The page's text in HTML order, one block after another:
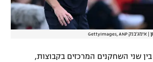
אימג'בנק GettyImages, ANP
שני השחקנים המרכזים בקבוצות,